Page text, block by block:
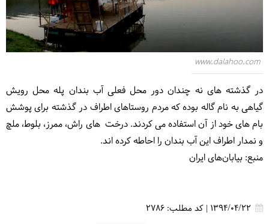
www.dalahoo.com
در گذشته های نه چندان دور محل فعلی آب بندان پله محل رویش
گیاهی به نام گاله بوده که مردم روستاهای اطراف در گذشته برای پوشش
بام های خود از آن استفاده می کردند. درخت های راش، ممرز، بلوط، ملچ
و نمدار اطراف این آب بندان را احاطه کرده اند.
منبع: بیابان‌های ایران
1394/04/22
| کد مطلب: 2786